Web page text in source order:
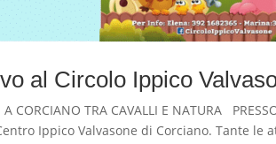
al Circolo Ippico
A CORCIANO TRA CAVALLI E NATURA
Ippico Valvasone di Corciano. Tante